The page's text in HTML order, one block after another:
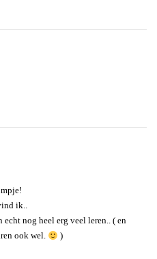
ik..
nog heel erg veel leren.. ( en
ook wel.
)